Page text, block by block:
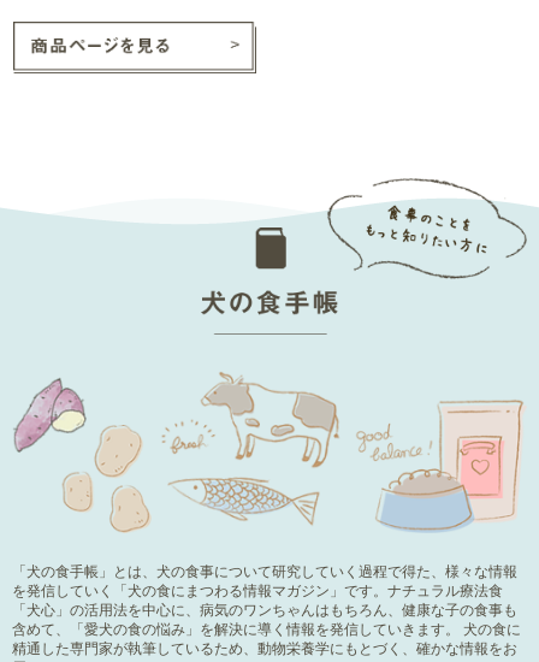
「犬の食手帳」とは、犬の食事について研究していく過程で得た、様々な情報
を発信していく「犬の食にまつわる情報マガジン」です。ナチュラル療法食
「犬心」の活用法を中心に、病気のワンちゃんはもちろん、健康な子の食事も
含めて、「愛犬の食の悩み」を解決に導く情報を発信していきます。 犬の食に
精通した専門家が執筆しているため、動物栄養学にもとづく、確かな情報をお